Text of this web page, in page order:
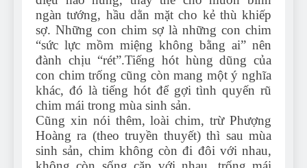
ngàn tướng, hầu dằn mặt cho kẻ thù khiếp
sợ. Những con chim sợ là những con chim
“sức lực mồm miệng không bằng ai” nên
đành chịu “rét”.Tiếng hót hùng dũng của
con chim trống cũng còn mang một ý nghĩa
khác, đó là tiếng hót để gợi tình quyến rũ
chim mái trong mùa sinh sản.
Cũng xin nói thêm, loài chim, trừ Phượng
Hoàng ra (theo truyền thuyết) thì sau mùa
sinh sản, chim không còn đi đôi với nhau,